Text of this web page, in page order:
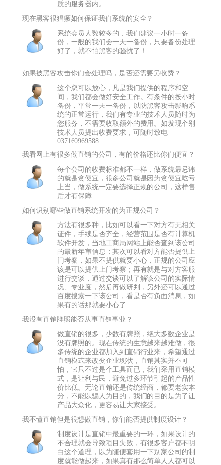
质的服务器内。
现在黑客很猖獗如何保证我们系统的安全？
系统会员人数较多的，我们建议一小时一备
份，一般的我们会一天一备份，只要备份处理
好了，就不怕黑客的骚扰了！
如果被黑客攻击你们会处理吗，是否还需要另收费？
这个您可以放心，凡是我们提供的程序和空
间，我们都会做好安全工作。有条件的按小时
备份，平常一天一备份，以防黑客攻击影响系
统的正常运行，我们有专业的技术人员随时为
您服务，不需要收取额外的费用。如发现个别
技术人员提出收费要求，可随时致电
037160969588
我看网上有很多做直销的公司，有的价格还比你们便宜？
每个公司的收费标准都不一样，做系统最忌讳
的就是贪便宜，很多公司就是因为贪便宜吃亏
上当，做系统一定要选择正规的公司，这样售
后才有保障
如何识别哪些做直销系统开发的为正规公司？
方法有很多种，比如可以看一下对方有无相关
证件，手续是否齐全，经营范围是否有计算机
软件开发，当地工商局网站上能否查到该公司
的最新年审信息；其次可以看对方能否提供上
门考察，如果不提供就要小心，正规的公司应
该是可以提供上门考察；再有就是与对方客服
进行交谈，通过交谈可以了解该公司的实际情
况、专业度，然后再做研判，另外还可以通过
百度搜索一下该公司，看是否有负面消息，如
果有的话那就要小心了
我没有直销牌照能否从事直销事业？
做直销的很多，少数有牌照，绝大多数企业是
没有牌照的。现在传统的生意越来越难做，很
多传统的企业都加入到直销行业来，希望通过
直销模式来改变企业现状，直销其实并不可
怕，它只不过是个工具而已，我们采用直销模
式，是让利与民，避免过多环节引起的产品性
价比低。无论直销还是传统经商，都要老实本
分，不能以骗人为目的，我们的目的是为了让
产品大众化，更容易让大家接受。
我不懂直销但是很想做直销，你们能否提供制度设计？
制度设计是直销中最重要的一环，如果设计的
不合理就会导致项目失败，有很多客户都不明
白这个道理，以为随便套用一下别家公司的制
度就能做起来，如果真有那么简单人人都可以